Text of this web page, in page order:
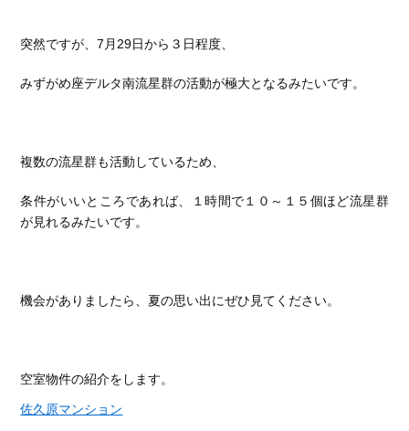
突然ですが、7月29日から３日程度、
みずがめ座デルタ南流星群の活動が極大となるみたいです。
複数の流星群も活動しているため、
条件がいいところであれば、１時間で１０～１５個ほど流星群
が見れるみたいです。
機会がありましたら、夏の思い出にぜひ見てください。
空室物件の紹介をします。
佐久原マンション